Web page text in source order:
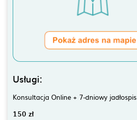
Usługi:
Konsultacja Online + 7-dniowy jadłospis
150 zł